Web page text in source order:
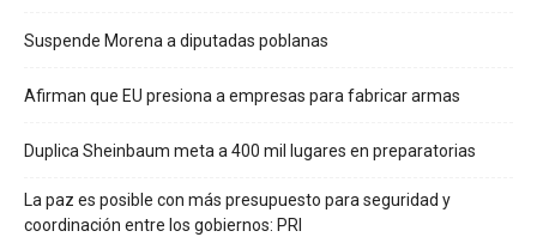
Suspende Morena a diputadas poblanas
Afirman que EU presiona a empresas para fabricar armas
Duplica Sheinbaum meta a 400 mil lugares en preparatorias
La paz es posible con más presupuesto para seguridad y
coordinación entre los gobiernos: PRI